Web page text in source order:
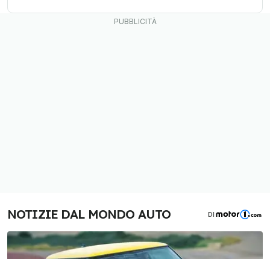
NOTIZIE DAL MONDO AUTO DI